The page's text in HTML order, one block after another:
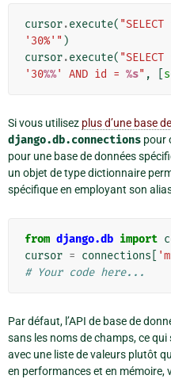
cursor.execute(
'30%'" )
cursor.execute(
'30%%' AND id = %s" ,
Si vous utilisez plus d’une base
django.db.connections pour
pour une base de données
un objet de type dictionnaire
spécifique en employant son
from django.db import
cursor = connections
# Your code here...
Par défaut, l’API de base de
sans les noms de champs, ce
avec une liste de valeurs plutôt
en performances et en